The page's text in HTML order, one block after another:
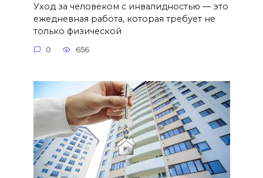
Уход за человеком с инвалидностью — это
ежедневная работа, которая требует не
только физической
0 656